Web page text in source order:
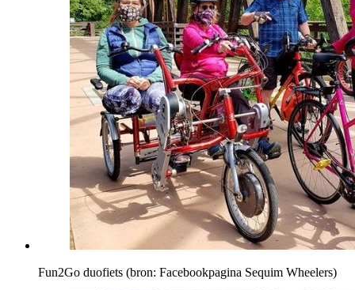
Fun2Go duofiets (bron: Facebookpagina Sequim Wheelers)